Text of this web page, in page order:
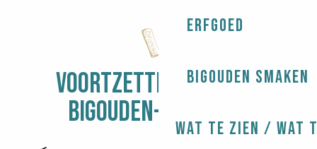
Erfgoed
Bigouden smaken
Wat te zien / Wat
VOORTZETTING VAN HET
BIGOUDEN-AVONTUUR